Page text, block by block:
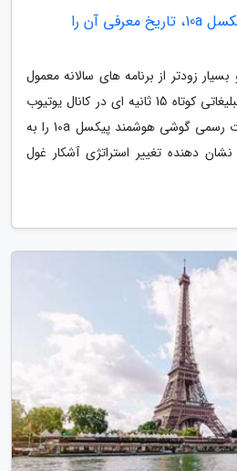
گوگل با افشای طراحی پیکسل 10a، تاریخ معرفی آن را
زودتر از برنامه های سالانه معمول
خود، با انتشار یک ویدیوی تبلیغاتی کوتاه 15 ثانیه ای در کانال یوتیوب
Made by Google، به صورت رسمی گوشی هوشمند پیکسل 10a را به
دهنده تغییر استراتژی آشکار غول